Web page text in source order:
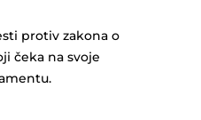
protiv zakona o
čeka na svoje